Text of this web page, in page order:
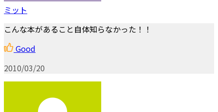
ミット
こんな本があること自体知らなかった！！
Good
2010/03/20